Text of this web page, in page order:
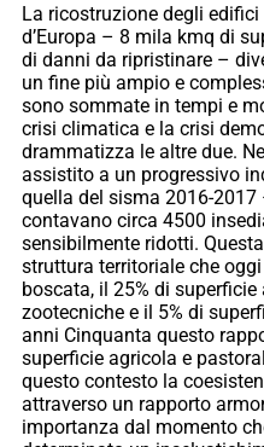
La ricostruzione degli
d’Europa – 8 mila kmq di
di danni da ripristinare –
un fine più ampio e
sono sommate in tempi e
crisi climatica e la crisi
drammatizza le altre due.
assistito a un progressivo
quella del sisma 2016-
contavano circa 4500
sensibilmente ridotti.
struttura territoriale che
boscata, il 25% di
zootecniche e il 5% di
anni Cinquanta questo
superficie agricola e
questo contesto la
attraverso un rapporto
importanza dal momento